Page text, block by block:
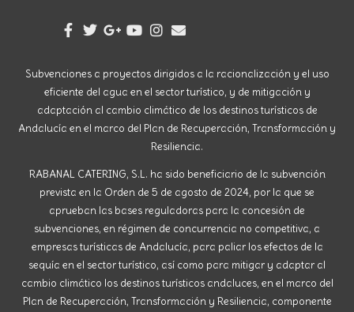
Subvenciones a proyectos dirigidos a la racionalización y el uso
eficiente del agua en el sector turístico, y de mitigación y
adaptación al cambio climático de los destinos turísticos de
Andalucía en el marco del Plan de Recuperación, Transformación y
Resiliencia.
RABANAL CATERING, S.L. ha sido beneficiario de la subvención
prevista en la Orden de 5 de agosto de 2024, por la que se
aprueban las bases reguladoras para la concesión de
subvenciones, en régimen de concurrencia no competitiva, a
empresas turísticas de Andalucía, para paliar los efectos de la
sequía en el sector turístico, así como para mitigar y adaptar al
cambio climático los destinos turísticos andaluces, en el marco del
Plan de Recuperación, Transformación y Resiliencia, componente